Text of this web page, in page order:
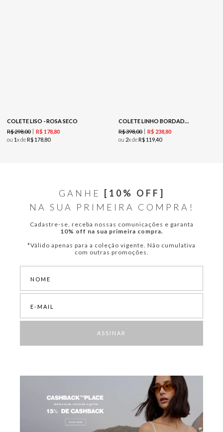
COLETE LISO - ROSA SECO
R$298,00 R$ 17880
ou 1x deR$ 178 80
COLETE LINHO BORDADO - PRETO
R$398,00 R$ 23880
ou 2x deR$ 11940
GANHE
[10% OFF]
NA SUA PRIMEIRA COMPRA!
Cadastre-se, receba nossas comunicações e garanta
10% off na sua primeira compra.
*Válido apenas para a coleção vigente. Não cumulativa
com outras promoções.
ASSINAR